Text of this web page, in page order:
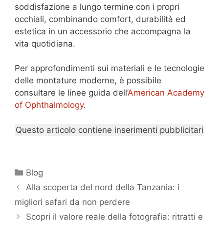
soddisfazione a lungo termine con i propri
occhiali, combinando comfort, durabilità ed
estetica in un accessorio che accompagna la
vita quotidiana.
Per approfondimenti sui materiali e le tecnologie
delle montature moderne, è possibile
consultare le linee guida dell’American Academy
of Ophthalmology.
Questo articolo contiene inserimenti pubblicitari
Categorie
Blog
Alla scoperta del nord della Tanzania: i
migliori safari da non perdere
Scopri il valore reale della fotografia: ritratti e